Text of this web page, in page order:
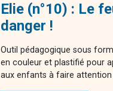
Elie (n°10) : Le
danger !
Outil pédagogique sous
en couleur et plastifié pour
aux enfants à faire attention